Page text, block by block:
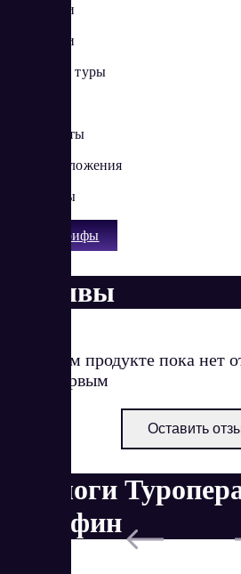
Экскурсии
Санатории
Активные туры
Авиабилеты
Спецпредложения
Трансферы
Все тарифы
Отзывы
О данном продукте пока нет
стать первым
Оставить
Аналоги
Дельфин